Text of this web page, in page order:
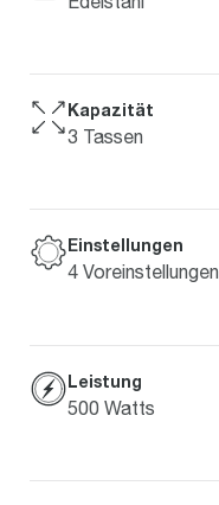
Kapazität
3 Tassen
Einstellungen
4 Voreinstellungen
Leistung
500 Watts